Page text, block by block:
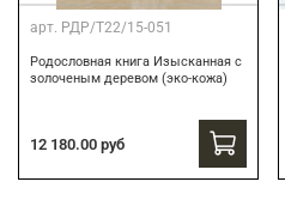
арт. РДР/Т22/15-051
Родословная книга Изысканная с
золоченым деревом (эко-кожа)
12 180.00 руб